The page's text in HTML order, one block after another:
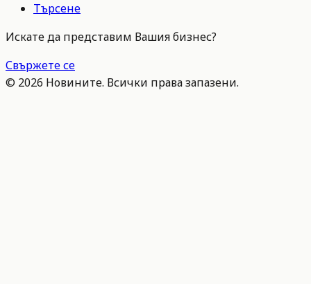
Търсене
Искате да представим Вашия бизнес?
Свържете се
© 2026 Новините. Всички права запазени.